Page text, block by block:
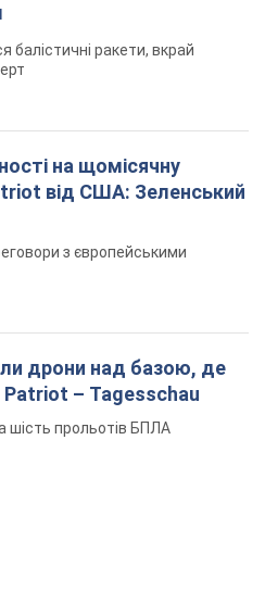
балістичні ракети, вкрай
на щомісячну
від США: Зеленський
з європейськими
дрони над базою, де
– Tagesschau
шість прольотів БПЛА